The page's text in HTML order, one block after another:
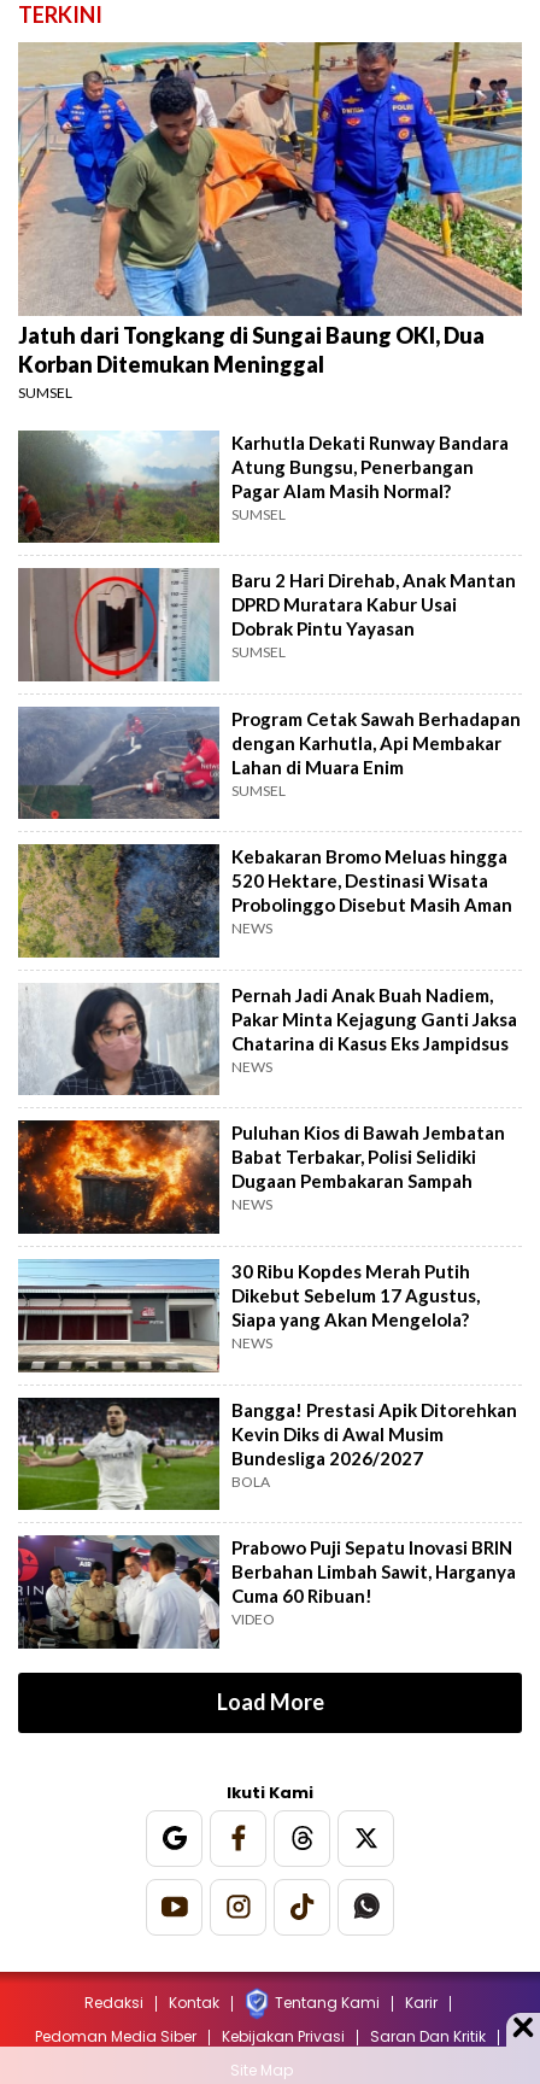
TERKINI
Jatuh dari Tongkang di Sungai Baung OKI, Dua
Korban Ditemukan Meninggal
SUMSEL
Karhutla Dekati Runway Bandara
Atung Bungsu, Penerbangan
Pagar Alam Masih Normal?
SUMSEL
Baru 2 Hari Direhab, Anak Mantan
DPRD Muratara Kabur Usai
Dobrak Pintu Yayasan
SUMSEL
Program Cetak Sawah Berhadapan
dengan Karhutla, Api Membakar
Lahan di Muara Enim
SUMSEL
Kebakaran Bromo Meluas hingga
520 Hektare, Destinasi Wisata
Probolinggo Disebut Masih Aman
NEWS
Pernah Jadi Anak Buah Nadiem,
Pakar Minta Kejagung Ganti Jaksa
Chatarina di Kasus Eks Jampidsus
NEWS
Puluhan Kios di Bawah Jembatan
Babat Terbakar, Polisi Selidiki
Dugaan Pembakaran Sampah
NEWS
30 Ribu Kopdes Merah Putih
Dikebut Sebelum 17 Agustus,
Siapa yang Akan Mengelola?
NEWS
Bangga! Prestasi Apik Ditorehkan
Kevin Diks di Awal Musim
Bundesliga 2026/2027
BOLA
Prabowo Puji Sepatu Inovasi BRIN
Berbahan Limbah Sawit, Harganya
Cuma 60 Ribuan!
VIDEO
Load More
Ikuti Kami
Redaksi Kontak Tentang Kami
Karir
Pedoman Media Siber
Kebijakan Privasi
Saran Dan Kritik
Site Map